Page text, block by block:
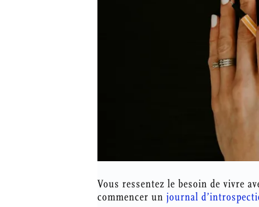
Vous ressentez le besoin de vivre
commencer unjournal